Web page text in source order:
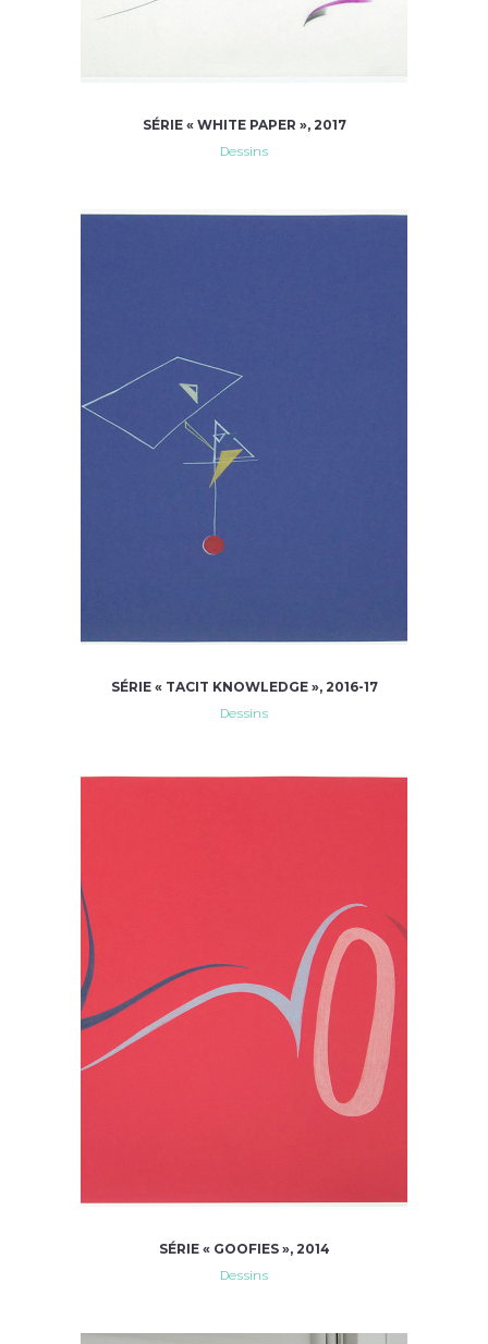
SÉRIE « WHITE PAPER », 2017
Dessins
SÉRIE « TACIT KNOWLEDGE », 2016-17
Dessins
SÉRIE « GOOFIES », 2014
Dessins